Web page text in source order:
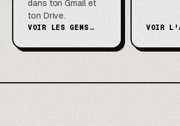
dans ton Gmail et
ton Drive.
VOIR LES GEMS→ VOIR